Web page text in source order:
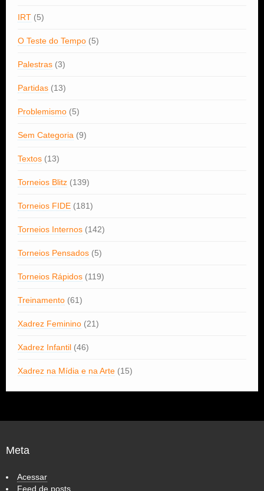
IRT (5)
O Teste do Tempo (5)
Palestras (3)
Partidas (13)
Problemismo (5)
Sem Categoria (9)
Textos (13)
Torneios Blitz (139)
Torneios FIDE (181)
Torneios Internos (142)
Torneios Pensados (5)
Torneios Rápidos (119)
Treinamento (61)
Xadrez Feminino (21)
Xadrez Infantil (46)
Xadrez na Mídia e na Arte (15)
Meta
Acessar
Feed de posts